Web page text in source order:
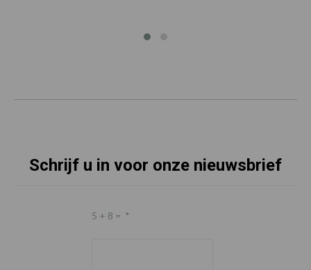
Schrijf u in voor onze nieuwsbrief
5 + 8 = *